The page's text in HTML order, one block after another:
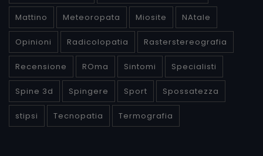
Mattino Meteoropata Miosite NAtale
Opinioni Radicolopatia Rasterstereografia
Recensione ROma Sintomi Specialisti
Spine 3d Spingere Sport Spossatezza
stipsi Tecnopatia Termografia